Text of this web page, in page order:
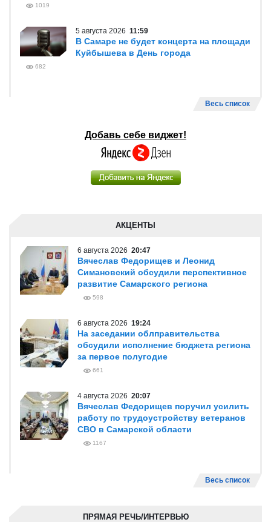
1019
5 августа 2026 11:59
В Самаре не будет концерта на площади
Куйбышева в День города
682
Весь список
Добавь себе виджет!
АКЦЕНТЫ
6 августа 2026 20:47
Вячеслав Федорищев и Леонид
Симановский обсудили перспективное
развитие Самарского региона
598
6 августа 2026 19:24
На заседании облправительства
обсудили исполнение бюджета региона
за первое полугодие
661
4 августа 2026 20:07
Вячеслав Федорищев поручил усилить
работу по трудоустройству ветеранов
СВО в Самарской области
1167
Весь список
ПРЯМАЯ РЕЧЬ/ИНТЕРВЬЮ